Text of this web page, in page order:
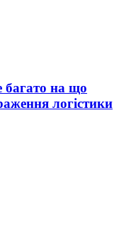
багато на що
логістики